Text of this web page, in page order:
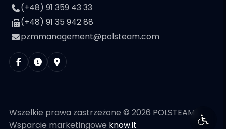
(+48) 91 359 43 33
(+48) 91 35 942 88
pzmmanagement@polsteam.com
Wszelkie prawa zastrzeżone © 2026 POLSTEAM
Wsparcie marketingowe know.it